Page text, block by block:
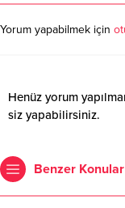
Yorum yapabilmek için
Henüz yorum
siz yapabilirsiniz.
Benzer Konular